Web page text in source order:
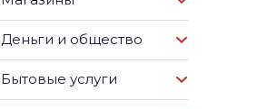
Деньги и общество
Бытовые услуги